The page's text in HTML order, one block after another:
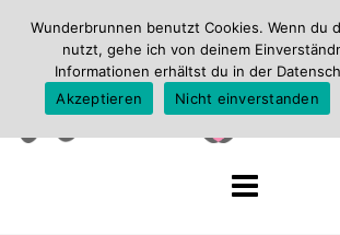
Wunderbrunnen benutzt Cookies. Wenn du
nutzt, gehe ich von deinem
Informationen erhältst du in der
Akzeptieren
Nicht einverstanden